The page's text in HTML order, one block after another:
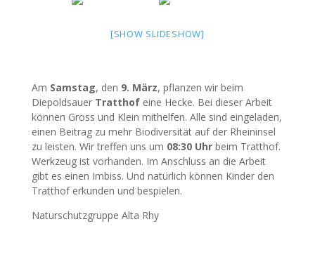
[SHOW SLIDESHOW]
Am Samstag, den 9. März, pflanzen wir beim
Diepoldsauer Tratthof eine Hecke. Bei dieser Arbeit
können Gross und Klein mithelfen. Alle sind eingeladen,
einen Beitrag zu mehr Biodiversität auf der Rheininsel
zu leisten. Wir treffen uns um 08:30 Uhrbeim Tratthof.
Werkzeug ist vorhanden. Im Anschluss an die Arbeit
gibt es einen Imbiss. Und natürlich können Kinder den
Tratthof erkunden und bespielen.
Naturschutzgruppe Alta Rhy